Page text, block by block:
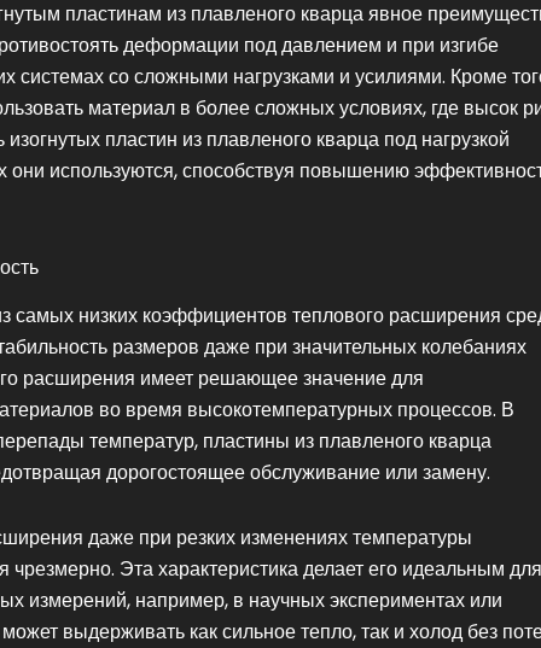
пластинам из плавленого кварца явное
деформации под давлением и при изгибе
системах со сложными нагрузками и усилиями. Кроме
материал в более сложных условиях, где высок
пластин из плавленого кварца под нагрузкой
используются, способствуя повышению
самых низких коэффициентов теплового расширения
размеров даже при значительных колебаниях
расширения имеет решающее значение для
во время высокотемпературных процессов. В
температур, пластины из плавленого кварца
дорогостоящее обслуживание или замену.
даже при резких изменениях температуры
Эта характеристика делает его идеальным для
измерений, например, в научных экспериментах или
выдерживать как сильное тепло, так и холод без